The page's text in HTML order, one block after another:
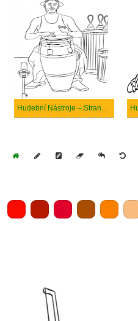
Hudební Nástroje – Strana 4